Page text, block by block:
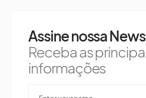
Assine nossa
Receba as
informações